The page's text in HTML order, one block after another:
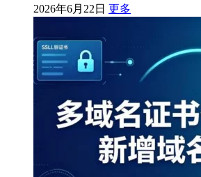
2026年6月22日 更多